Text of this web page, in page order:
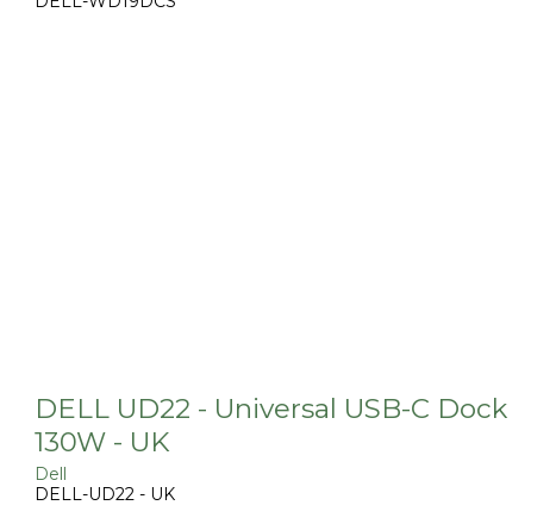
DELL UD22 - Universal USB-C Dock
130W - UK
Dell
DELL-UD22 - UK